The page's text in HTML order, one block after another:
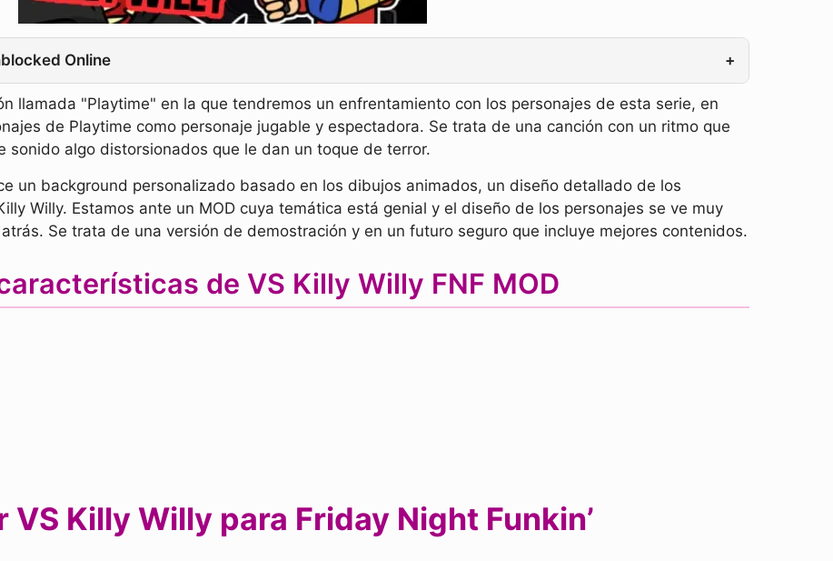
Online +
llamada "Playtime" en la que tendremos un enfrentamiento con los personajes de esta serie, en
de Playtime como personaje jugable y espectadora. Se trata de una canción con un ritmo que
sonido algo distorsionados que le dan un toque de terror.
un background personalizado basado en los dibujos animados, un diseño detallado de los
Willy. Estamos ante un MOD cuya temática está genial y el diseño de los personajes se ve muy
Se trata de una versión de demostración y en un futuro seguro que incluye mejores contenidos.
de VS Killy Willy FNF MOD
VS Killy Willy para Friday Night Funkin’